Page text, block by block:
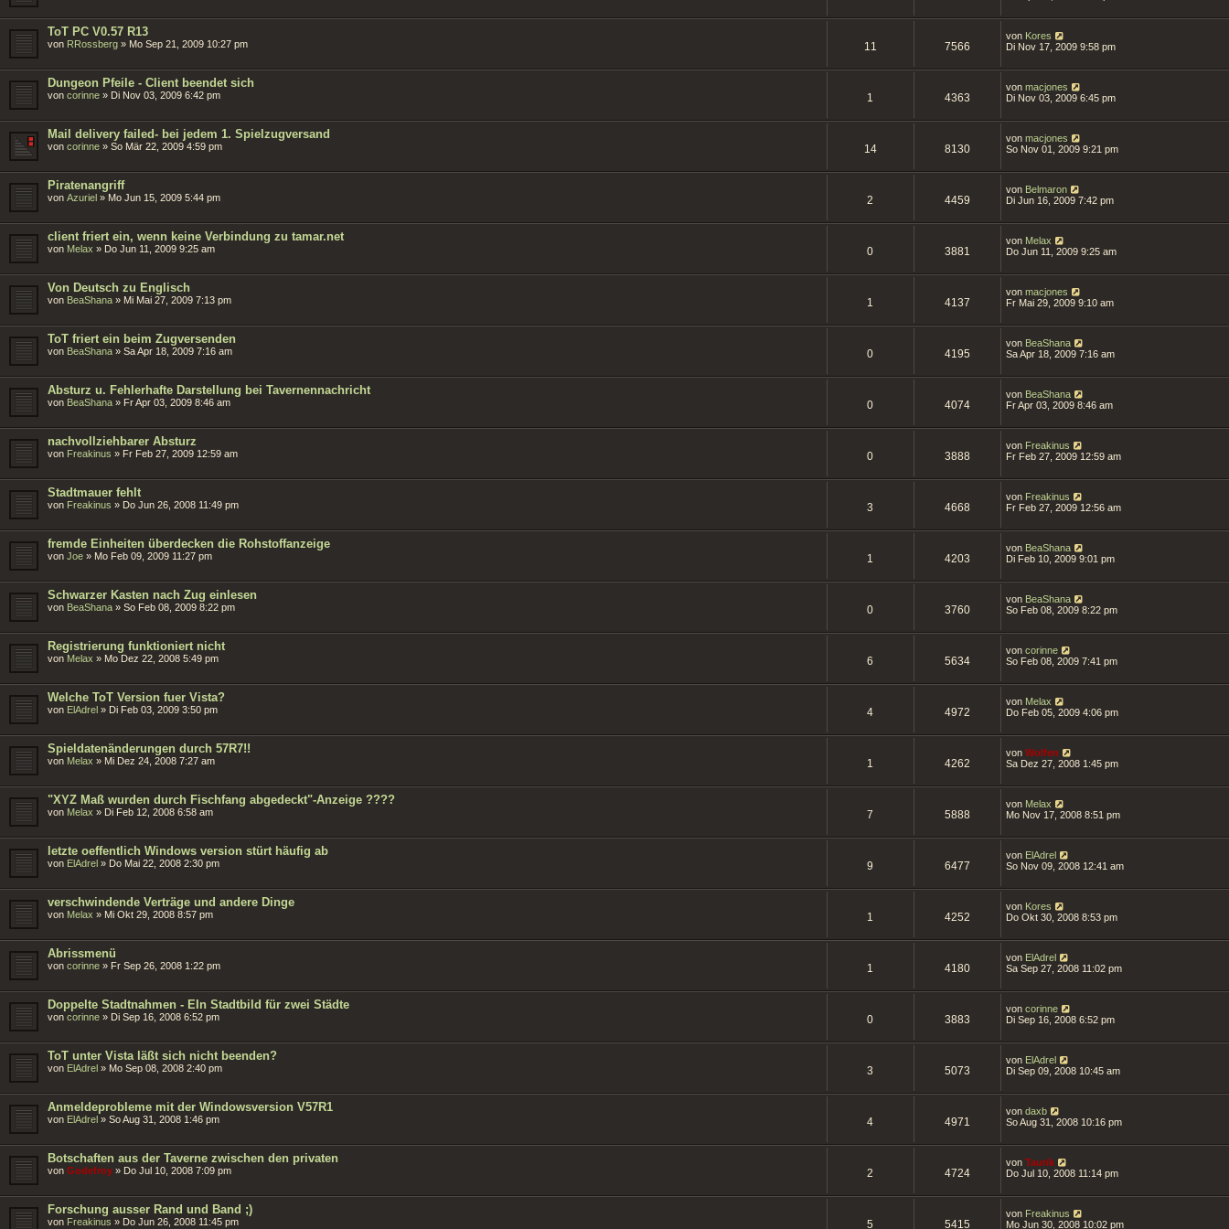
ToT PC V0.57 R13
von RRossberg » Mo Sep 21, 2009 10:27 pm 11 7566
von Kores
Di Nov 17, 2009 9:58 pm
Dungeon Pfeile - Client beendet sich
von corinne » Di Nov 03, 2009 6:42 pm 1 4363
von macjones
Di Nov 03, 2009 6:45 pm
Mail delivery failed- bei jedem 1. Spielzugversand
von corinne » So Mär 22, 2009 4:59 pm 14 8130
von macjones
So Nov 01, 2009 9:21 pm
Piratenangriff
von Azuriel » Mo Jun 15, 2009 5:44 pm 2 4459
von Belmaron
Di Jun 16, 2009 7:42 pm
client friert ein, wenn keine Verbindung zu tamar.net
von Melax » Do Jun 11, 2009 9:25 am 0 3881
von Melax
Do Jun 11, 2009 9:25 am
Von Deutsch zu Englisch
von BeaShana » Mi Mai 27, 2009 7:13 pm 1 4137
von macjones
Fr Mai 29, 2009 9:10 am
ToT friert ein beim Zugversenden
von BeaShana » Sa Apr 18, 2009 7:16 am 0 4195
von BeaShana
Sa Apr 18, 2009 7:16 am
Absturz u. Fehlerhafte Darstellung bei Tavernennachricht
von BeaShana » Fr Apr 03, 2009 8:46 am 0 4074
von BeaShana
Fr Apr 03, 2009 8:46 am
nachvollziehbarer Absturz
von Freakinus » Fr Feb 27, 2009 12:59 am 0 3888
von Freakinus
Fr Feb 27, 2009 12:59 am
Stadtmauer fehlt
von Freakinus » Do Jun 26, 2008 11:49 pm 3 4668
von Freakinus
Fr Feb 27, 2009 12:56 am
fremde Einheiten überdecken die Rohstoffanzeige
von Joe » Mo Feb 09, 2009 11:27 pm 1 4203
von BeaShana
Di Feb 10, 2009 9:01 pm
Schwarzer Kasten nach Zug einlesen
von BeaShana » So Feb 08, 2009 8:22 pm 0 3760
von BeaShana
So Feb 08, 2009 8:22 pm
Registrierung funktioniert nicht
von Melax » Mo Dez 22, 2008 5:49 pm 6 5634
von corinne
So Feb 08, 2009 7:41 pm
Welche ToT Version fuer Vista?
von ElAdrel » Di Feb 03, 2009 3:50 pm 4 4972
von Melax
Do Feb 05, 2009 4:06 pm
Spieldatenänderungen durch 57R7!!
von Melax » Mi Dez 24, 2008 7:27 am 1 4262
von Wolfen
Sa Dez 27, 2008 1:45 pm
"XYZ Maß wurden durch Fischfang abgedeckt"-Anzeige ????
von Melax » Di Feb 12, 2008 6:58 am 7 5888
von Melax
Mo Nov 17, 2008 8:51 pm
letzte oeffentlich Windows version stürt häufig ab
von ElAdrel » Do Mai 22, 2008 2:30 pm 9 6477
von ElAdrel
So Nov 09, 2008 12:41 am
verschwindende Verträge und andere Dinge
von Melax » Mi Okt 29, 2008 8:57 pm 1 4252
von Kores
Do Okt 30, 2008 8:53 pm
Abrissmenü
von corinne » Fr Sep 26, 2008 1:22 pm 1 4180
von ElAdrel
Sa Sep 27, 2008 11:02 pm
Doppelte Stadtnahmen - EIn Stadtbild für zwei Städte
von corinne » Di Sep 16, 2008 6:52 pm 0 3883
von corinne
Di Sep 16, 2008 6:52 pm
ToT unter Vista läßt sich nicht beenden?
von ElAdrel » Mo Sep 08, 2008 2:40 pm 3 5073
von ElAdrel
Di Sep 09, 2008 10:45 am
Anmeldeprobleme mit der Windowsversion V57R1
von ElAdrel » So Aug 31, 2008 1:46 pm 4 4971
von daxb
So Aug 31, 2008 10:16 pm
Botschaften aus der Taverne zwischen den privaten
von Godefroy » Do Jul 10, 2008 7:09 pm 2 4724
von Taurik
Do Jul 10, 2008 11:14 pm
Forschung ausser Rand und Band ;)
von Freakinus » Do Jun 26, 2008 11:45 pm 5 5415
von Freakinus
Mo Jun 30, 2008 10:02 pm